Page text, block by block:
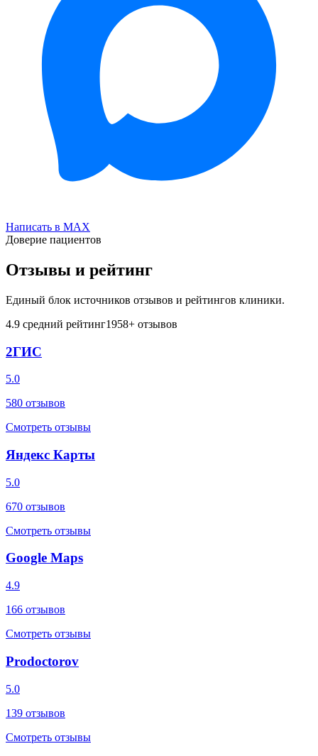
Написать в MAX
Доверие пациентов
Отзывы и рейтинг
Единый блок источников отзывов и рейтингов клиники.
4.9 средний рейтинг1958+ отзывов
2ГИС
5.0
580 отзывов
Смотреть отзывы
Яндекс Карты
5.0
670 отзывов
Смотреть отзывы
Google Maps
4.9
166 отзывов
Смотреть отзывы
Prodoctorov
5.0
139 отзывов
Смотреть отзывы